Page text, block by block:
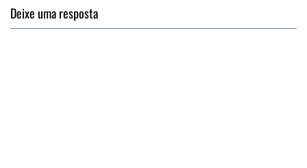
Deixe uma resposta